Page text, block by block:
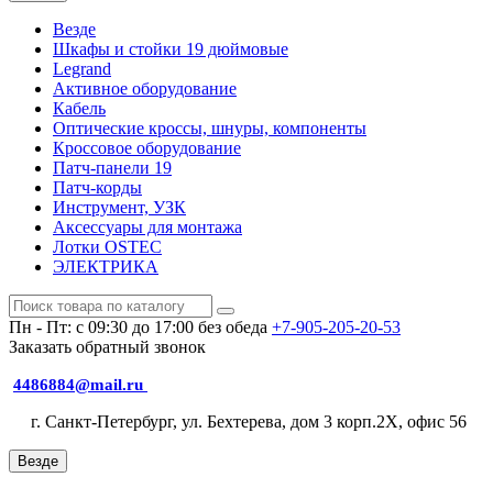
Везде
Шкафы и стойки 19 дюймовые
Legrand
Активное оборудование
Кабель
Оптические кроссы, шнуры, компоненты
Кроссовое оборудование
Патч-панели 19
Патч-корды
Инструмент, УЗК
Аксессуары для монтажа
Лотки OSTEC
ЭЛЕКТРИКА
Пн - Пт: с 09:30 до 17:00 без обеда +7-905-205-20-53
Заказать обратный звонок
4486884@mail.ru
г. Санкт-Петербург, ул. Бехтерева, дом 3 корп.2X, офис 56
Везде